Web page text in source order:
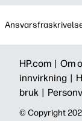
HP.com | Om
innvirkning |
bruk |
© Copyright